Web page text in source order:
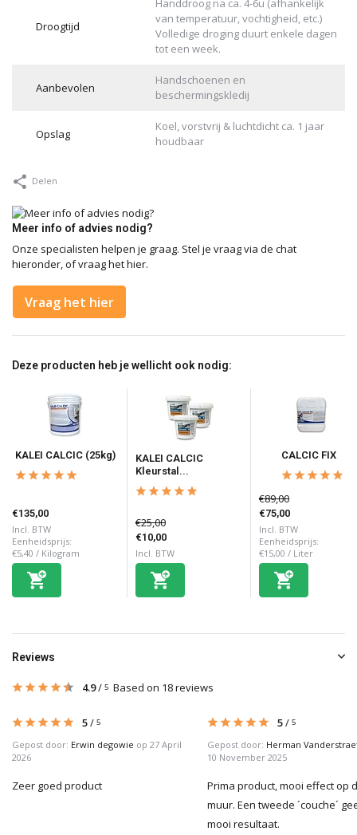
Droogtijd
Handdroog na ca. 4-6u (afhankelijk
van temperatuur, vochtigheid, etc.)
Volledige droging duurt enkele dagen
tot een week.
Aanbevolen
Handschoenen en
beschermingskledij
Opslag
Koel, vorstvrij & luchtdicht ca. 1 jaar
houdbaar
Delen
Meer info of advies nodig?
Onze specialisten helpen je graag. Stel je vraag via de chat
hieronder, of vraag het hier.
Vraag het hier
Deze producten heb je wellicht ook nodig:
KALEI CALCIC (25kg)
€135,00
Incl. BTW
Eenheidsprijs:
€5,40 / Kilogram
KALEI CALCIC
Kleurstal...
€25,00
€10,00
Incl. BTW
CALCIC FIX
€89,00
€75,00
Incl. BTW
Eenheidsprijs:
€15,00 / Liter
Reviews
4.9/ 5 Based on 18 reviews
5/ 5
Gepost door: Erwin degowie op 27 April
2026
Zeer goed product
5/ 5
Gepost door: Herman
10 November 2025
Prima product, mooi effect op
muur. Een tweede ´couche´
mooi resultaat.